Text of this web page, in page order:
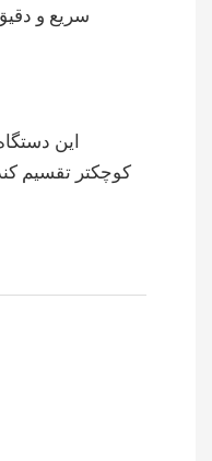
سریع و
این
کوچکتر تقسیم